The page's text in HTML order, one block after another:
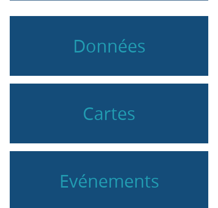
Données
Cartes
Evénements